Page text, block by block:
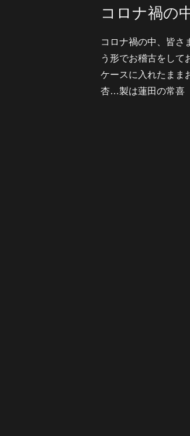
コロナ禍の
コロナ禍の中、皆さ
う形でお稽古をして
ケースに入れたまま
杏…製は蓮田の常喜